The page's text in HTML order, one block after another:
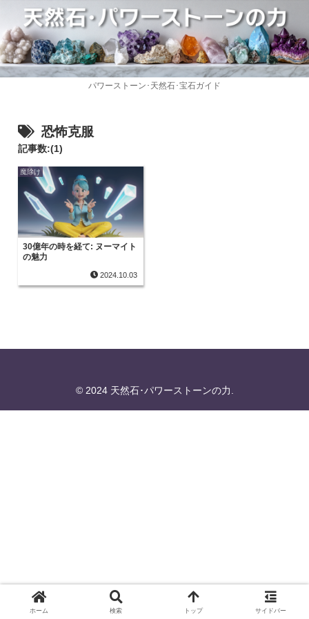
パワーストーン･天然石･宝石ガイド
恐怖克服
記事数:(1)
魔除け
30億年の時を経て: ヌーマイト
の魅力
2024.10.03
© 2024 天然石･パワーストーンの力.
ホーム 検索 トップ サイドバー